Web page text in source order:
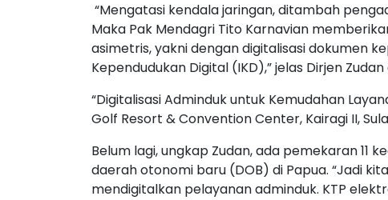
“Mengatasi kendala jaringan, ditambah
Maka Pak Mendagri Tito Karnavian
asimetris, yakni dengan digitalisasi dokumen
Kependudukan Digital (IKD),” jelas Dirjen
“Digitalisasi Adminduk untuk Kemudahan
Golf Resort & Convention Center, Kairagi II,
Belum lagi, ungkap Zudan, ada pemekaran
daerah otonomi baru (DOB) di Papua. “Jadi
mendigitalkan pelayanan adminduk. KTP